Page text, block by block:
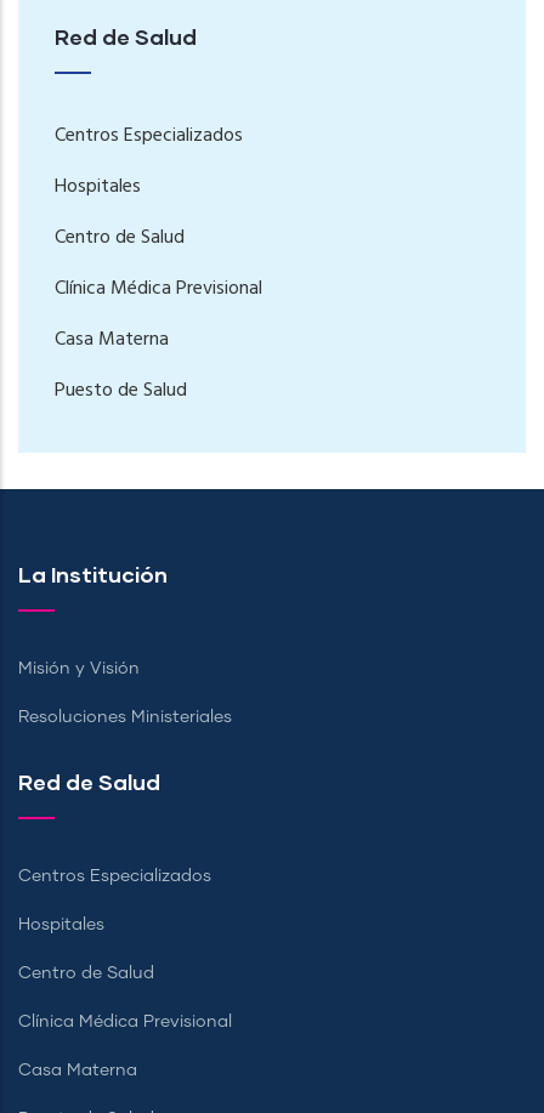
Red de Salud
Centros Especializados
Hospitales
Centro de Salud
Clínica Médica Previsional
Casa Materna
Puesto de Salud
La Institución
Misión y Visión
Resoluciones Ministeriales
Red de Salud
Centros Especializados
Hospitales
Centro de Salud
Clínica Médica Previsional
Casa Materna